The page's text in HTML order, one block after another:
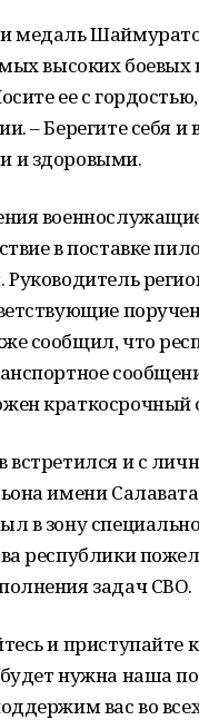
медаль
высоких боевых
ее с
– Берегите себя и
и здоровыми.
в поставке
Руководитель
сообщил, что
краткосрочный
встретился и с
имени
в зону
республики
задач СВО.
и приступайте
нужна наша
вас во